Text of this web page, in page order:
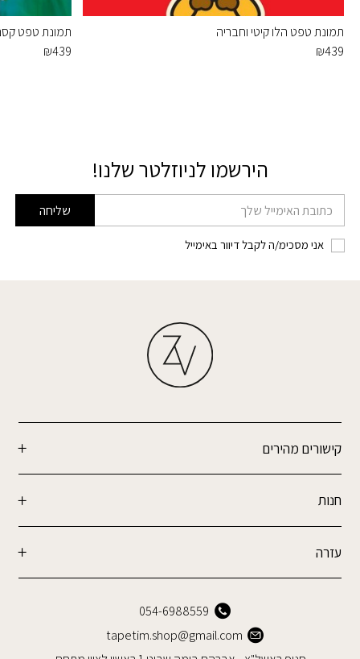
תמונת טפט הלו קיטי וחבריה
₪439
תמונת טפט
₪439
הירשמו לניוזלטר שלנו!
דוא׳׳ל שליחה
אני מסכימ/ה לקבל דיוור באימייל
קישורים מהירים
חנות
עזרה
054-6988559
tapetim.shop@gmail.com